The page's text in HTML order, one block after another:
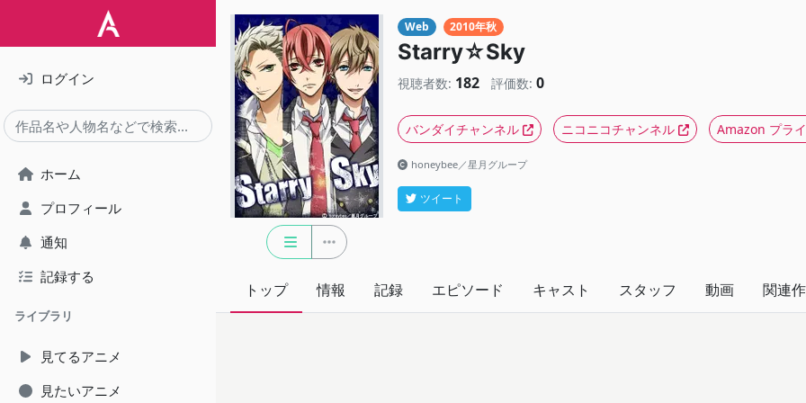
ログイン
ホーム
プロフィール
通知
記録する
ライブラリ
見てるアニメ
見たいアニメ
Web 2010年秋
Starry☆Sky
視聴者数: 182 評価数: 0
バンダイチャンネル ニコニコチャンネル Amazon プラ
honeybee／星月グループ
ツイート
トップ 情報 記録 エピソード キャスト スタッフ 動画 関連